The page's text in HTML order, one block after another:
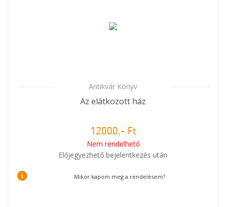
Antikvár Könyv
Az elátkozott ház
12000,- Ft
Nem rendelhető
Előjegyezhető bejelentkezés után
i Mikor kapom meg a rendelésem?